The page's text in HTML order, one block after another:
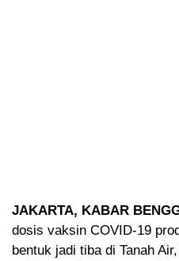
JAKARTA, KABAR
dosis vaksin COVID-19
bentuk jadi tiba di Tanah